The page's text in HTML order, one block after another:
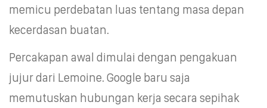
memicu perdebatan luas tentang masa depan
kecerdasan buatan.
Percakapan awal dimulai dengan pengakuan
jujur dari Lemoine. Google baru saja
memutuskan hubungan kerja secara sepihak